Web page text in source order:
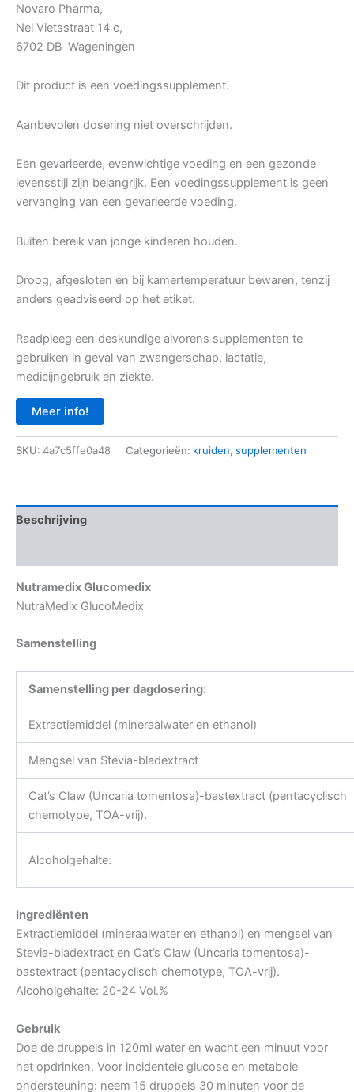
Novaro Pharma,
Nel Vietsstraat 14 c,
6702 DB Wageningen
Dit product is een voedingssupplement.
Aanbevolen dosering niet overschrijden.
Een gevarieerde, evenwichtige voeding en een gezonde
levensstijl zijn belangrijk. Een voedingssupplement is geen
vervanging van een gevarieerde voeding.
Buiten bereik van jonge kinderen houden.
Droog, afgesloten en bij kamertemperatuur bewaren, tenzij
anders geadviseerd op het etiket.
Raadpleeg een deskundige alvorens supplementen te
gebruiken in geval van zwangerschap, lactatie,
medicijngebruik en ziekte.
Meer info!
SKU: 4a7c5ffe0a48 Categorieën: kruiden, supplementen
Beschrijving
Nutramedix Glucomedix
NutraMedix GlucoMedix
Samenstelling
Samenstelling per dagdosering:
Extractiemiddel (mineraalwater en ethanol)
Mengsel van Stevia-bladextract
Cat’s Claw (Uncaria tomentosa)-bastextract (pentacyclisch
chemotype, TOA-vrij).
Alcoholgehalte:
Ingrediënten
Extractiemiddel (mineraalwater en ethanol) en mengsel van
Stevia-bladextract en Cat’s Claw (Uncaria tomentosa)-
bastextract (pentacyclisch chemotype, TOA-vrij).
Alcoholgehalte: 20-24 Vol.%
Gebruik
Doe de druppels in 120ml water en wacht een minuut voor
het opdrinken. Voor incidentele glucose en metabole
ondersteuning: neem 15 druppels 30 minuten voor de